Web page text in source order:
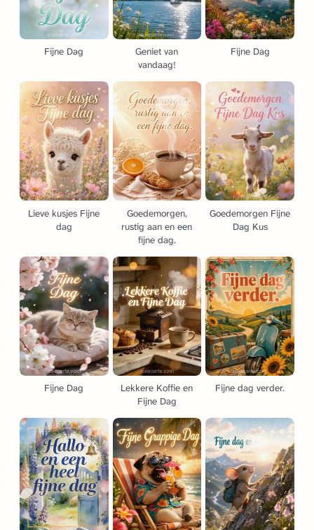
Fijne Dag
Geniet van
vandaag!
Fijne Dag
Lieve kusjes Fijne
dag
Goedemorgen,
rustig aan en een
fijne dag.
Goedemorgen Fijne
Dag Kus
Fijne Dag
Lekkere Koffie en
Fijne Dag
Fijne dag verder.